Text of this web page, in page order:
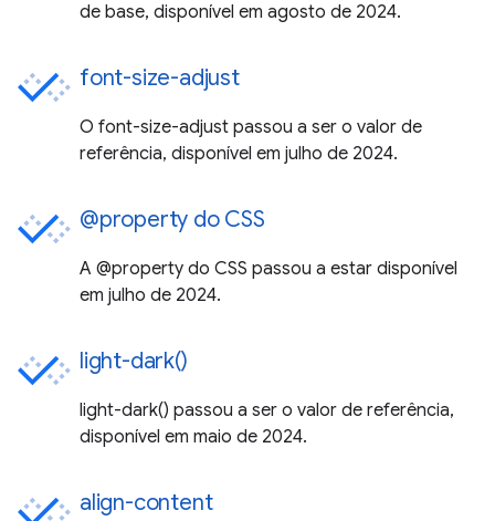
de base, disponível em agosto de 2024.
font-size-adjust
O font-size-adjust passou a ser o valor de
referência, disponível em julho de 2024.
@property do CSS
A @property do CSS passou a estar disponível
em julho de 2024.
light-dark()
light-dark() passou a ser o valor de referência,
disponível em maio de 2024.
align-content